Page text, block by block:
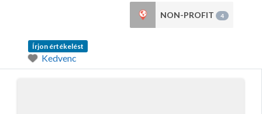
NON-PROFIT 4
Írjon értékelést
Kedvenc